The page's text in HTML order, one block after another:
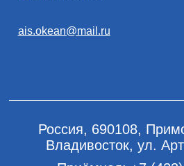
ais.okean@mail.ru
Россия, 690108,
Владивосток, ул.